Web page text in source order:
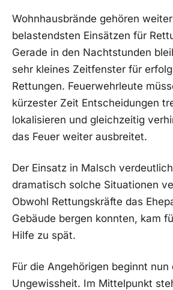
Wohnhausbrände gehören
belastendsten Einsätzen für
Gerade in den Nachtstunden
sehr kleines Zeitfenster für
Rettungen. Feuerwehrleute
kürzester Zeit Entscheidungen
lokalisieren und gleichzeitig
das Feuer weiter ausbreitet.
Der Einsatz in Malsch
dramatisch solche Situationen
Obwohl Rettungskräfte das
Gebäude bergen konnten, kam
Hilfe zu spät.
Für die Angehörigen beginnt nun
Ungewissheit. Im Mittelpunkt